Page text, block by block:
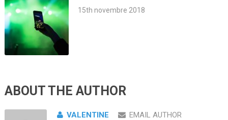
15th novembre 2018
ABOUT THE AUTHOR
VALENTINE EMAIL AUTHOR